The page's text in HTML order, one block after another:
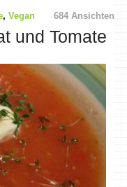
, Vegan 684 Ansichten
und Tomate